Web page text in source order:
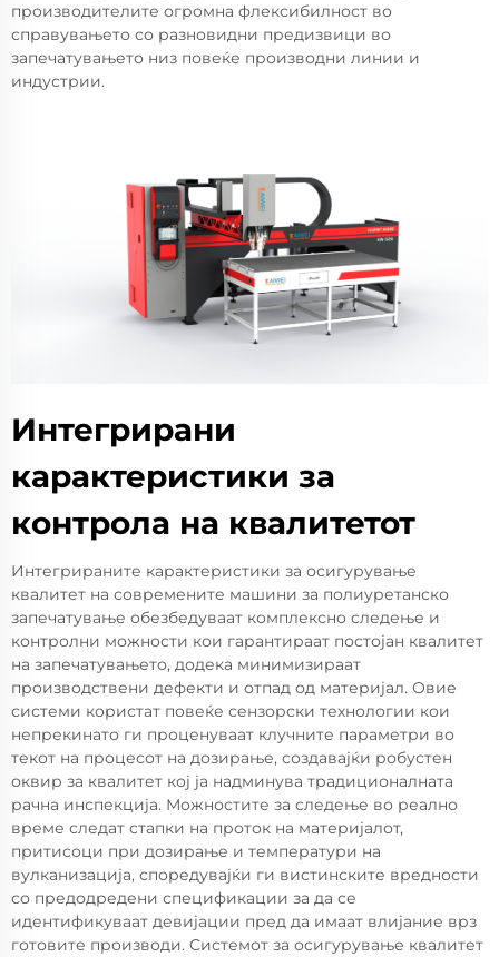
производителите огромна флексибилност во
справувањето со разновидни предизвици во
запечатувањето низ повеќе производни линии и
индустрии.
Интегрирани
карактеристики за
контрола на квалитетот
Интегрираните карактеристики за осигурување
квалитет на современите машини за полиуретанско
запечатување обезбедуваат комплексно следење и
контролни можности кои гарантираат постојан квалитет
на запечатувањето, додека минимизираат
производствени дефекти и отпад од материјал. Овие
системи користат повеќе сензорски технологии кои
непрекинато ги проценуваат клучните параметри во
текот на процесот на дозирање, создавајќи робустен
оквир за квалитет кој ја надминува традиционалната
рачна инспекција. Можностите за следење во реално
време следат стапки на проток на материјалот,
притисоци при дозирање и температури на
вулканизација, споредувајќи ги вистинските вредности
со предодредени спецификации за да се
идентификуваат девијации пред да имаат влијание врз
готовите производи. Системот за осигурување квалитет